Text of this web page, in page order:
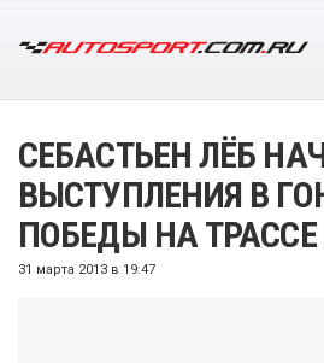
СЕБАСТЬЕН ЛЁБ
ВЫСТУПЛЕНИЯ В
ПОБЕДЫ НА ТРАССЕ
31 марта 2013 в 19:47